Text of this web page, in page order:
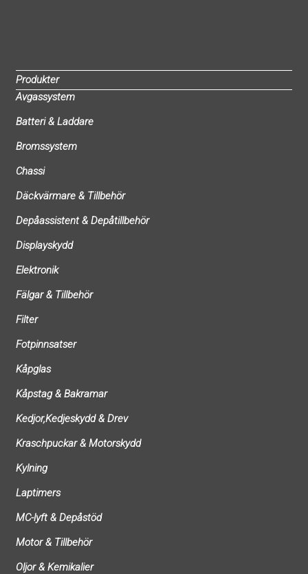
Produkter
Avgassystem
Batteri & Laddare
Bromssystem
Chassi
Däckvärmare & Tillbehör
Depåassistent & Depåtillbehör
Displayskydd
Elektronik
Fälgar & Tillbehör
Filter
Fotpinnsatser
Kåpglas
Kåpstag & Bakramar
Kedjor,Kedjeskydd & Drev
Kraschpuckar & Motorskydd
Kylning
Laptimers
MC-lyft & Depåstöd
Motor & Tillbehör
Oljor & Kemikalier